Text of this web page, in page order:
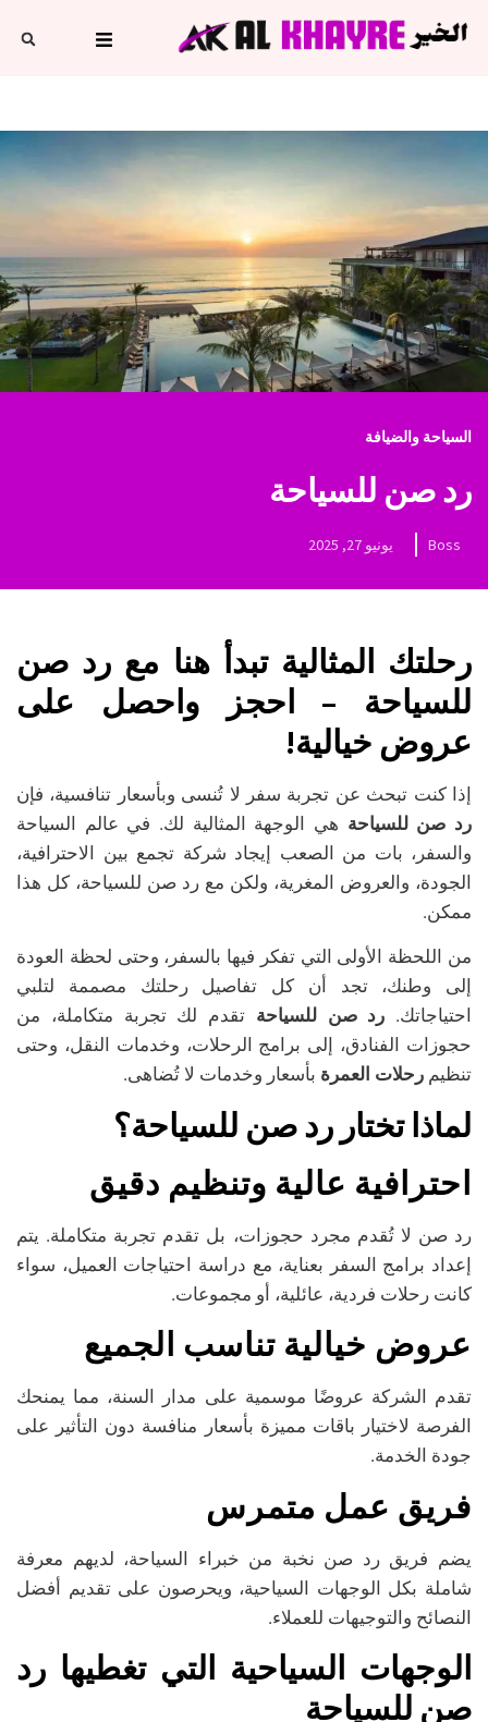
السياحة والضيافة
رد صن للسياحة
Boss يونيو 27, 2025
رحلتك المثالية تبدأ هنا مع رد صن
للسياحة – احجز واحصل على
عروض خيالية!
إذا كنت تبحث عن تجربة سفر لا تُنسى وبأسعار تنافسية، فإن
رد صن للسياحة هي الوجهة المثالية لك. في عالم السياحة
والسفر، بات من الصعب إيجاد شركة تجمع بين الاحترافية،
الجودة، والعروض المغرية، ولكن مع رد صن للسياحة، كل هذا
ممكن.
من اللحظة الأولى التي تفكر فيها بالسفر، وحتى لحظة العودة
إلى وطنك، تجد أن كل تفاصيل رحلتك مصممة لتلبي
احتياجاتك. رد صن للسياحة تقدم لك تجربة متكاملة، من
حجوزات الفنادق، إلى برامج الرحلات، وخدمات النقل، وحتى
تنظيم رحلات العمرة بأسعار وخدمات لا تُضاهى.
لماذا تختار رد صن للسياحة؟
احترافية عالية وتنظيم دقيق
رد صن لا تُقدم مجرد حجوزات، بل تقدم تجربة متكاملة. يتم
إعداد برامج السفر بعناية، مع دراسة احتياجات العميل، سواء
كانت رحلات فردية، عائلية، أو مجموعات.
عروض خيالية تناسب الجميع
تقدم الشركة عروضًا موسمية على مدار السنة، مما يمنحك
الفرصة لاختيار باقات مميزة بأسعار منافسة دون التأثير على
جودة الخدمة.
فريق عمل متمرس
يضم فريق رد صن نخبة من خبراء السياحة، لديهم معرفة
شاملة بكل الوجهات السياحية، ويحرصون على تقديم أفضل
النصائح والتوجيهات للعملاء.
الوجهات السياحية التي تغطيها رد
صن للسياحة